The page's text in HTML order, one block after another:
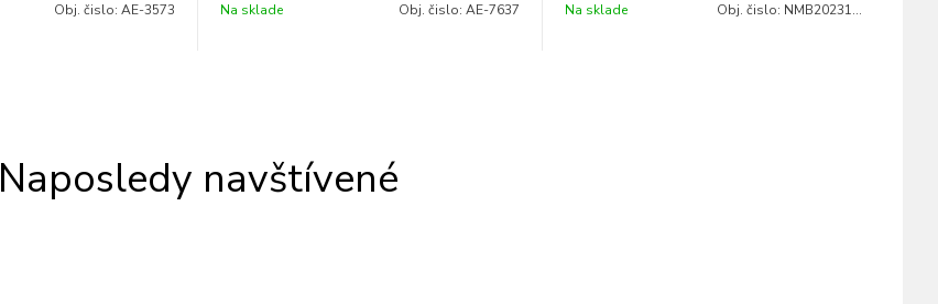
Obj. čislo: AE-3573 Na sklade Obj. čislo: AE-7637 Na sklade Obj. čislo: NMB202314Y
Naposledy navštívené